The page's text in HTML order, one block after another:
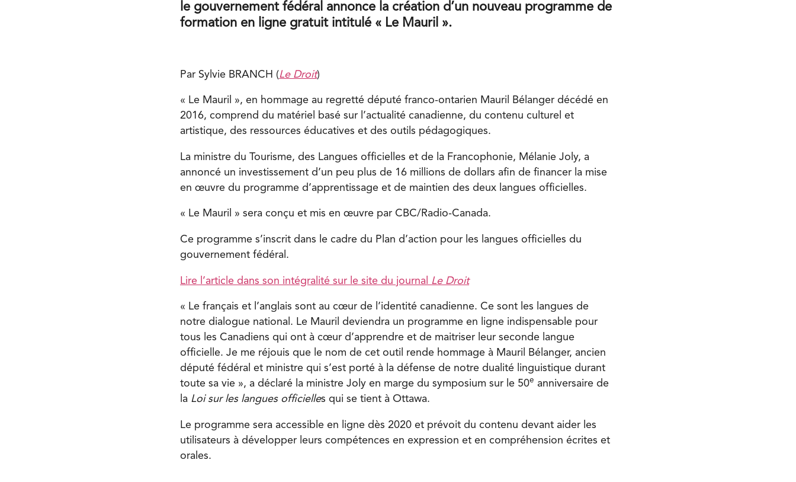
le gouvernement fédéral annonce la création d’un nouveau programme de
formation en ligne gratuit intitulé « Le Mauril ».
Par Sylvie BRANCH (Le Droit)
« Le Mauril », en hommage au regretté député franco-ontarien Mauril Bélanger décédé en
2016, comprend du matériel basé sur l’actualité canadienne, du contenu culturel et
artistique, des ressources éducatives et des outils pédagogiques.
La ministre du Tourisme, des Langues officielles et de la Francophonie, Mélanie Joly, a
annoncé un investissement d’un peu plus de 16 millions de dollars afin de financer la mise
en œuvre du programme d’apprentissage et de maintien des deux langues officielles.
« Le Mauril » sera conçu et mis en œuvre par CBC/Radio-Canada.
Ce programme s’inscrit dans le cadre du Plan d’action pour les langues officielles du
gouvernement fédéral.
Lire l’article dans son intégralité sur le site du journal Le Droit
« Le français et l’anglais sont au cœur de l’identité canadienne. Ce sont les langues de
notre dialogue national. Le Mauril deviendra un programme en ligne indispensable pour
tous les Canadiens qui ont à cœur d’apprendre et de maitriser leur seconde langue
officielle. Je me réjouis que le nom de cet outil rende hommage à Mauril Bélanger, ancien
député fédéral et ministre qui s’est porté à la défense de notre dualité linguistique durant
toute sa vie », a déclaré la ministre Joly en marge du symposium sur le 50e anniversaire de
la Loi sur les langues officielles qui se tient à Ottawa.
Le programme sera accessible en ligne dès 2020 et prévoit du contenu devant aider les
utilisateurs à développer leurs compétences en expression et en compréhension écrites et
orales.